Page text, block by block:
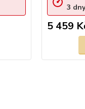
5 459
3 dny